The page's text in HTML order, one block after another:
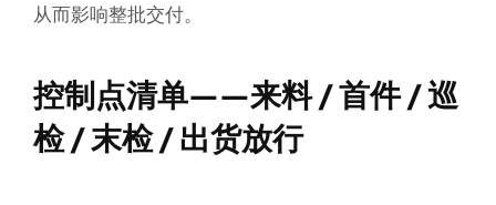
从而影响整批交付。
控制点清单——来料 / 首件 / 巡
检 / 末检 / 出货放行